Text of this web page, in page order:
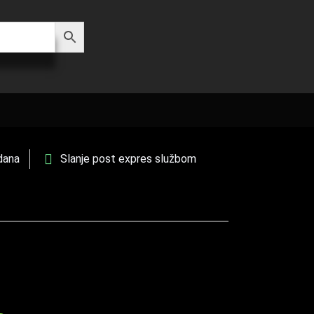
Slanje post expres službom